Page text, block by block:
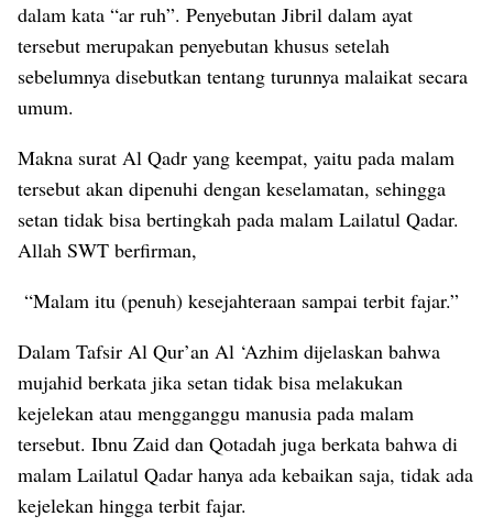
dalam kata “ar ruh”. Penyebutan Jibril dalam ayat
tersebut merupakan penyebutan khusus setelah
sebelumnya disebutkan tentang turunnya malaikat secara
umum.
Makna surat Al Qadr yang keempat, yaitu pada malam
tersebut akan dipenuhi dengan keselamatan, sehingga
setan tidak bisa bertingkah pada malam Lailatul Qadar.
Allah SWT berfirman,
“Malam itu (penuh) kesejahteraan sampai terbit fajar.”
Dalam Tafsir Al Qur’an Al ‘Azhim dijelaskan bahwa
mujahid berkata jika setan tidak bisa melakukan
kejelekan atau mengganggu manusia pada malam
tersebut. Ibnu Zaid dan Qotadah juga berkata bahwa di
malam Lailatul Qadar hanya ada kebaikan saja, tidak ada
kejelekan hingga terbit fajar.